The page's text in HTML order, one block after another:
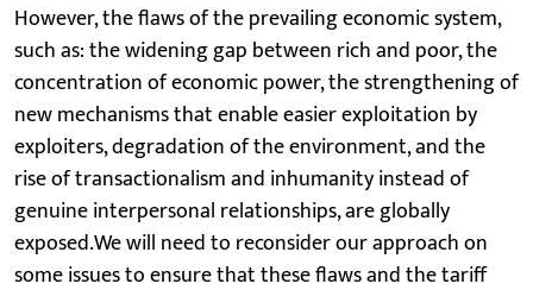
However, the flaws of the prevailing economic system,
such as: the widening gap between rich and poor, the
concentration of economic power, the strengthening of
new mechanisms that enable easier exploitation by
exploiters, degradation of the environment, and the
rise of transactionalism and inhumanity instead of
genuine interpersonal relationships, are globally
exposed.We will need to reconsider our approach on
some issues to ensure that these flaws and the tariff